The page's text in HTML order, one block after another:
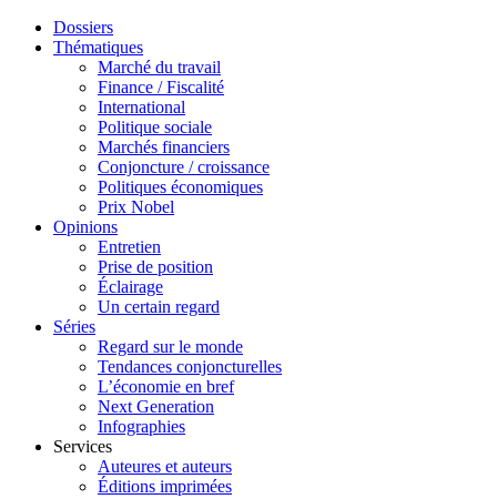
Dossiers
Thématiques
Marché du travail
Finance / Fiscalité
International
Politique sociale
Marchés financiers
Conjoncture / croissance
Politiques économiques
Prix Nobel
Opinions
Entretien
Prise de position
Éclairage
Un certain regard
Séries
Regard sur le monde
Tendances conjoncturelles
L’économie en bref
Next Generation
Infographies
Services
Auteures et auteurs
Éditions imprimées